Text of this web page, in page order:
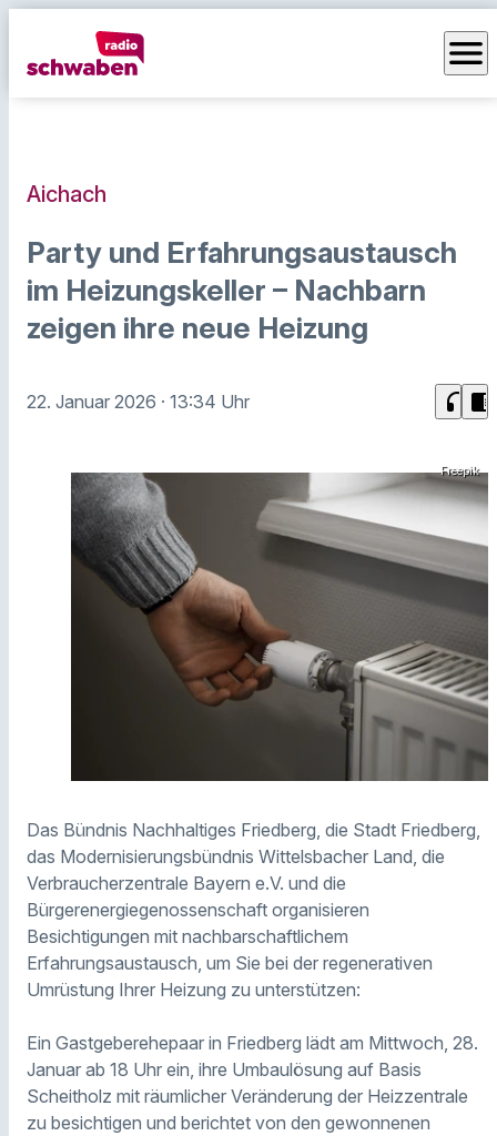
menu
Aichach
Party und Erfahrungsaustausch
im Heizungskeller – Nachbarn
zeigen ihre neue Heizung
22. Januar 2026 · 13:34 Uhr headphones chrome_reader_mode
Freepik
Das Bündnis Nachhaltiges Friedberg, die Stadt Friedberg,
das Modernisierungsbündnis Wittelsbacher Land, die
Verbraucherzentrale Bayern e.V. und die
Bürgerenergiegenossenschaft organisieren
Besichtigungen mit nachbarschaftlichem
Erfahrungsaustausch, um Sie bei der regenerativen
Umrüstung Ihrer Heizung zu unterstützen:
Ein Gastgeberehepaar in Friedberg lädt am Mittwoch, 28.
Januar ab 18 Uhr ein, ihre Umbaulösung auf Basis
Scheitholz mit räumlicher Veränderung der Heizzentrale
zu besichtigen und berichtet von den gewonnenen